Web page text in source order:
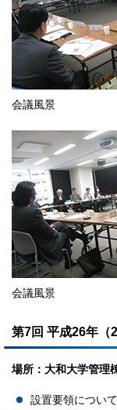
会議風景
会議風景
第7回 平成26年（
場所：大和大学管理
設置要領について